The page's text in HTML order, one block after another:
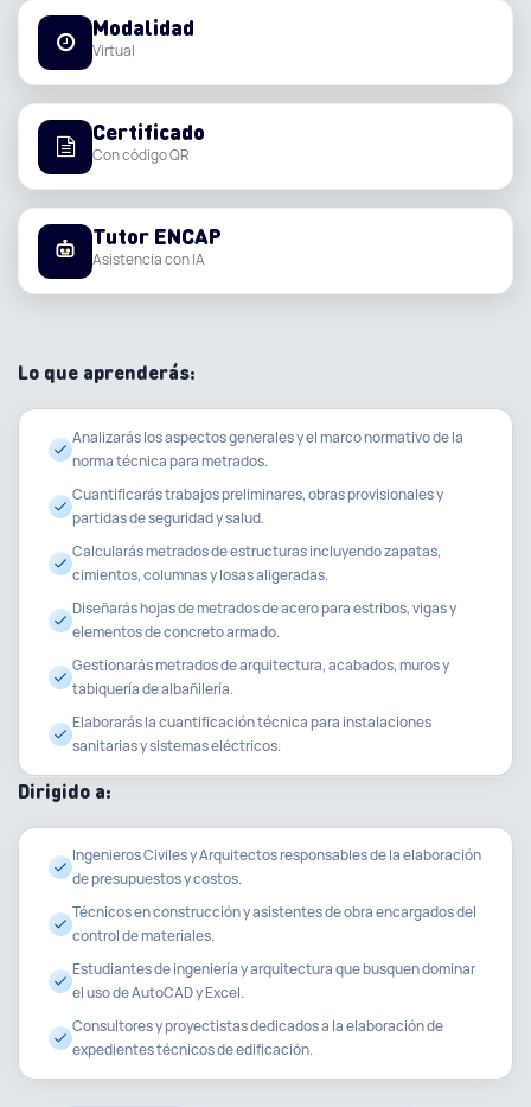
Modalidad
Virtual
Certificado
Con código QR
Tutor ENCAP
Asistencia con IA
Lo que aprenderás:
Analizarás los aspectos generales y el marco normativo de la
norma técnica para metrados.
Cuantificarás trabajos preliminares, obras provisionales y
partidas de seguridad y salud.
Calcularás metrados de estructuras incluyendo zapatas,
cimientos, columnas y losas aligeradas.
Diseñarás hojas de metrados de acero para estribos, vigas y
elementos de concreto armado.
Gestionarás metrados de arquitectura, acabados, muros y
tabiquería de albañilería.
Elaborarás la cuantificación técnica para instalaciones
sanitarias y sistemas eléctricos.
Dirigido a:
Ingenieros Civiles y Arquitectos responsables de la elaboración
de presupuestos y costos.
Técnicos en construcción y asistentes de obra encargados del
control de materiales.
Estudiantes de ingeniería y arquitectura que busquen dominar
el uso de AutoCAD y Excel.
Consultores y proyectistas dedicados a la elaboración de
expedientes técnicos de edificación.